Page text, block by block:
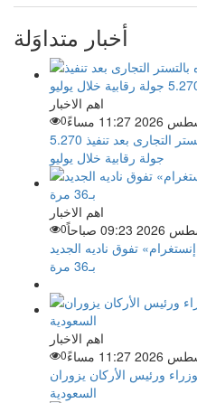
أخبار متداوَلة
اهم الاخبار
0
السعودية تضبط 130 حالة اشتباه بالتستر التجارى بعد تنفيذ 5.270
جولة رقابية خلال يوليو
اهم الاخبار
0
تفوق ناديه الجديد
بـ36 مرة
اهم الاخبار
0
ورئيس الأركان يزوران
السعودية